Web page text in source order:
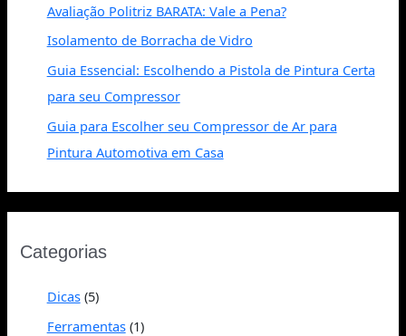
Avaliação Politriz BARATA: Vale a Pena?
Isolamento de Borracha de Vidro
Guia Essencial: Escolhendo a Pistola de Pintura Certa
para seu Compressor
Guia para Escolher seu Compressor de Ar para
Pintura Automotiva em Casa
Categorias
Dicas(5)
Ferramentas(1)